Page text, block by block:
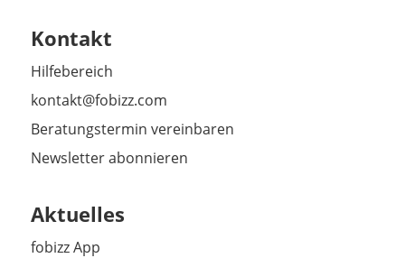
Kontakt
Hilfebereich
kontakt@fobizz.com
Beratungstermin vereinbaren
Newsletter abonnieren
Aktuelles
fobizz App